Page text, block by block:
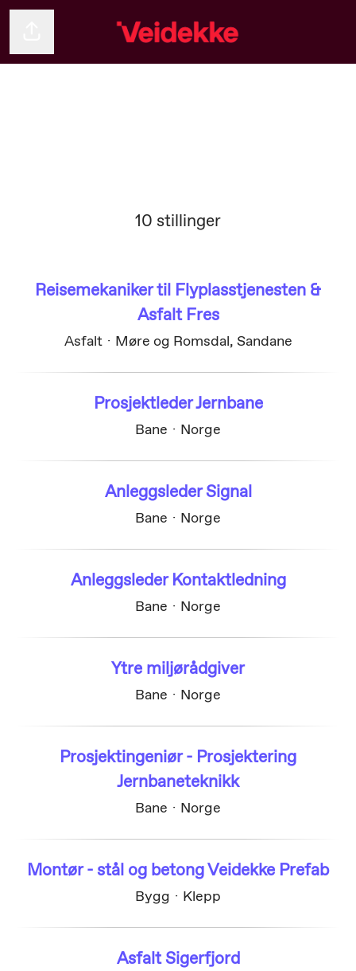
10 stillinger
Reisemekaniker til Flyplasstjenesten &
Asfalt Fres
Asfalt · Møre og Romsdal, Sandane
Prosjektleder Jernbane
Bane · Norge
Anleggsleder Signal
Bane · Norge
Anleggsleder Kontaktledning
Bane · Norge
Ytre miljørådgiver
Bane · Norge
Prosjektingeniør - Prosjektering
Jernbaneteknikk
Bane · Norge
Montør - stål og betong Veidekke Prefab
Bygg · Klepp
Asfalt Sigerfjord